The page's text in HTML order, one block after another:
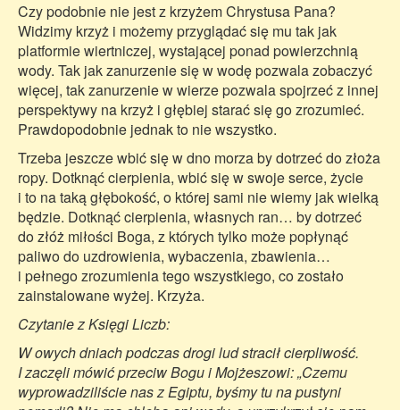
Czy podobnie nie jest z krzyżem Chrystusa Pana?
Widzimy krzyż i możemy przyglądać się mu tak jak
platformie wiertniczej, wystającej ponad powierzchnią
wody. Tak jak zanurzenie się w wodę pozwala zobaczyć
więcej, tak zanurzenie w wierze pozwala spojrzeć z innej
perspektywy na krzyż i głębiej starać się go zrozumieć.
Prawdopodobnie jednak to nie wszystko.
Trzeba jeszcze wbić się w dno morza by dotrzeć do złoża
ropy. Dotknąć cierpienia, wbić się w swoje serce, życie
i to na taką głębokość, o której sami nie wiemy jak wielką
będzie. Dotknąć cierpienia, własnych ran… by dotrzeć
do złóż miłości Boga, z których tylko może popłynąć
paliwo do uzdrowienia, wybaczenia, zbawienia…
i pełnego zrozumienia tego wszystkiego, co zostało
zainstalowane wyżej. Krzyża.
Czytanie z Księgi Liczb:
W owych dniach podczas drogi lud stracił cierpliwość.
I zaczęli mówić przeciw Bogu i Mojżeszowi: „Czemu
wyprowadziliście nas z Egiptu, byśmy tu na pustyni